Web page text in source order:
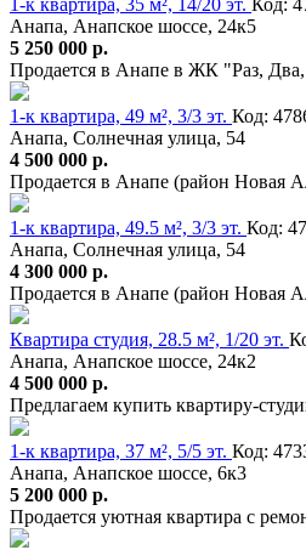
Анапа, Анапское шоссе, 24к5
5 250 000 р.
Продается в Анапе в ЖК "Раз,
1-к квартира, 49 м², 3/3 эт. Код:
Анапа, Солнечная улица, 54
4 500 000 р.
Продается в Анапе (район Новая
1-к квартира, 49.5 м², 3/3 эт. Код:
Анапа, Солнечная улица, 54
4 300 000 р.
Продается в Анапе (район Новая
Квартира студия, 28.5 м², 1/20 эт.
Анапа, Анапское шоссе, 24к2
4 500 000 р.
Предлагаем купить квартиру-
1-к квартира, 37 м², 5/5 эт. Код:
Анапа, Анапское шоссе, 6к3
5 200 000 р.
Продается уютная квартира с